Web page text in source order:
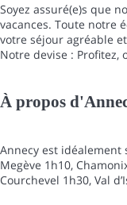
Soyez assuré(e)s que
vacances. Toute notre
votre séjour agréable
Notre devise : Profitez,
À propos
Annecy est idéalement
Megève 1h10,
Courchevel 1h30, Val